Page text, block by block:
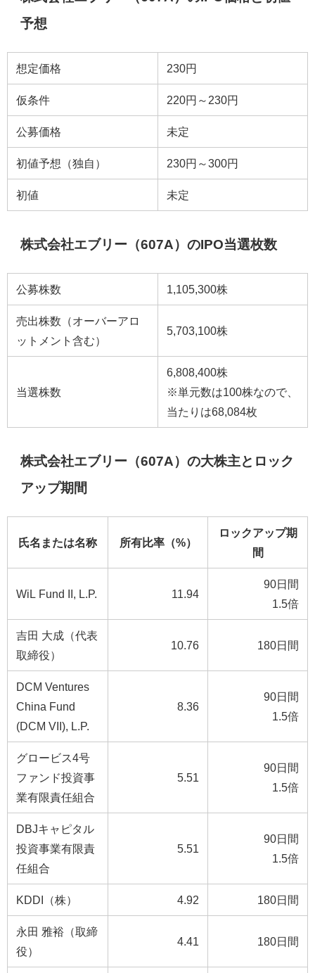
予想
想定価格 230円
仮条件 220円～230円
公募価格 未定
初値予想（独自） 230円～300円
初値 未定
株式会社エブリー（607A）のIPO当選枚数
公募株数 1,105,300株
売出株数（オーバーアロ
ットメント含む）
5,703,100株
当選株数
6,808,400株
※単元数は100株なので、
当たりは68,084枚
株式会社エブリー（607A）の大株主とロック
アップ期間
氏名または名称 所有比率（%）
ロックアップ期
間
WiL Fund II, L.P. 11.94
90日間
1.5倍
吉田 大成（代表
取締役）
10.76 180日間
DCM Ventures
China Fund
(DCM VII), L.P.
8.36
90日間
1.5倍
グロービス4号
ファンド投資事
業有限責任組合
5.51
90日間
1.5倍
DBJキャピタル
投資事業有限責
任組合
5.51
90日間
1.5倍
KDDI（株） 4.92 180日間
永田 雅裕（取締
役）
4.41 180日間